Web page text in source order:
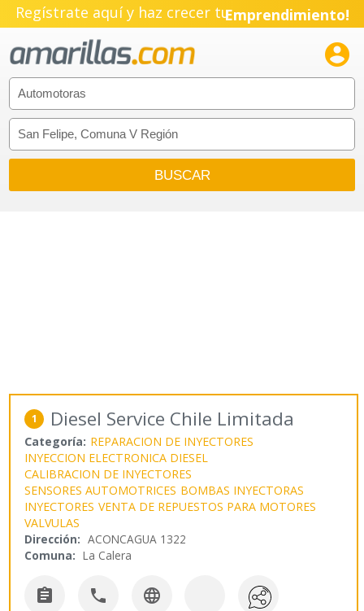
Regístrate aquí y haz crecer tuEmprendimiento!

1 Diesel Service Chile Limitada
Categoría: REPARACION DE INYECTORES
INYECCION ELECTRONICA DIESEL
CALIBRACION DE INYECTORES
SENSORES AUTOMOTRICES BOMBAS INYECTORAS
INYECTORES VENTA DE REPUESTOS PARA MOTORES
VALVULAS
Dirección: ACONCAGUA 1322
Comuna: La Calera
  